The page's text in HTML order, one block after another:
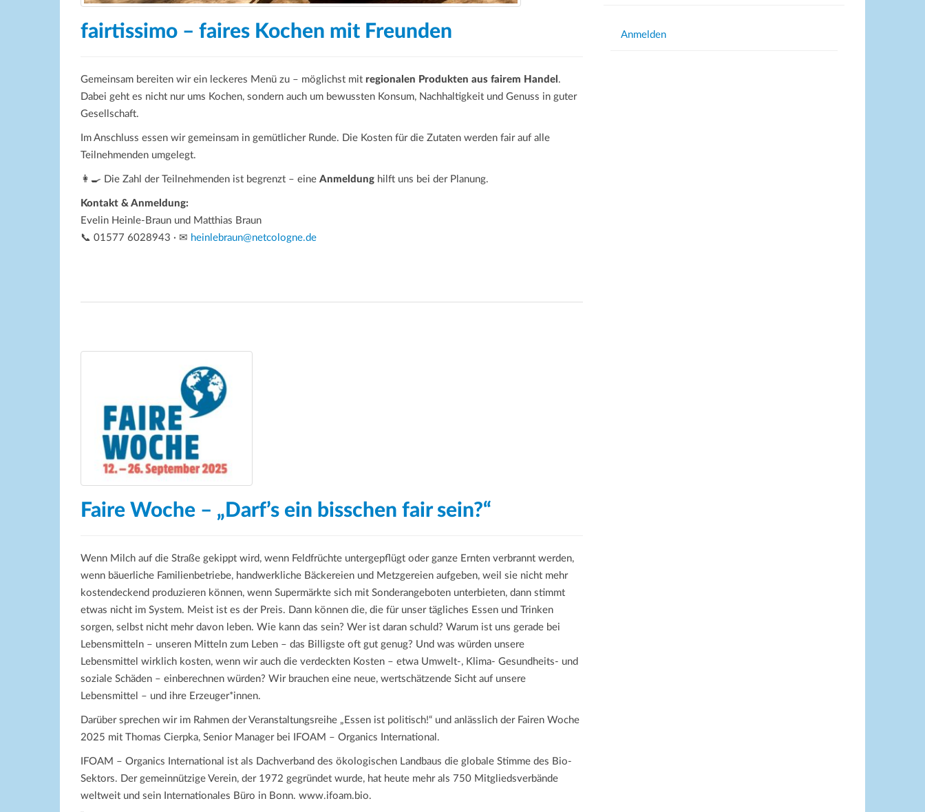
fairtissimo – faires Kochen mit Freunden
Gemeinsam bereiten wir ein leckeres Menü zu – möglichst mit regionalen Produkten aus fairem Handel .
Dabei geht es nicht nur ums Kochen, sondern auch um bewussten Konsum, Nachhaltigkeit und Genuss in guter
Gesellschaft.
Im Anschluss essen wir gemeinsam in gemütlicher Runde. Die Kosten für die Zutaten werden fair auf alle
Teilnehmenden umgelegt.
👩‍🍳 Die Zahl der Teilnehmenden ist begrenzt – eine Anmeldung hilft uns bei der Planung.
Kontakt & Anmeldung:
Evelin Heinle-Braun und Matthias Braun
📞 01577 6028943 · ✉ heinlebraun@netcologne.de
Faire Woche – „Darf’s ein bisschen fair sein?“
Wenn Milch auf die Straße gekippt wird, wenn Feldfrüchte untergepflügt oder ganze Ernten verbrannt werden,
wenn bäuerliche Familienbetriebe, handwerkliche Bäckereien und Metzgereien aufgeben, weil sie nicht mehr
kostendeckend produzieren können, wenn Supermärkte sich mit Sonderangeboten unterbieten, dann stimmt
etwas nicht im System. Meist ist es der Preis. Dann können die, die für unser tägliches Essen und Trinken
sorgen, selbst nicht mehr davon leben. Wie kann das sein? Wer ist daran schuld? Warum ist uns gerade bei
Lebensmitteln – unseren Mitteln zum Leben – das Billigste oft gut genug? Und was würden unsere
Lebensmittel wirklich kosten, wenn wir auch die verdeckten Kosten – etwa Umwelt-, Klima- Gesundheits- und
soziale Schäden – einberechnen würden? Wir brauchen eine neue, wertschätzende Sicht auf unsere
Lebensmittel – und ihre Erzeuger*innen.
Darüber sprechen wir im Rahmen der Veranstaltungsreihe „Essen ist politisch!“ und anlässlich der Fairen Woche
2025 mit Thomas Cierpka, Senior Manager bei IFOAM – Organics International.
IFOAM – Organics International ist als Dachverband des ökologischen Landbaus die globale Stimme des Bio-
Sektors. Der gemeinnützige Verein, der 1972 gegründet wurde, hat heute mehr als 750 Mitgliedsverbände
weltweit und sein Internationales Büro in Bonn. www.ifoam.bio.
Anmelden